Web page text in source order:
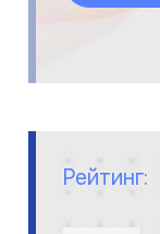
Рейтинг: